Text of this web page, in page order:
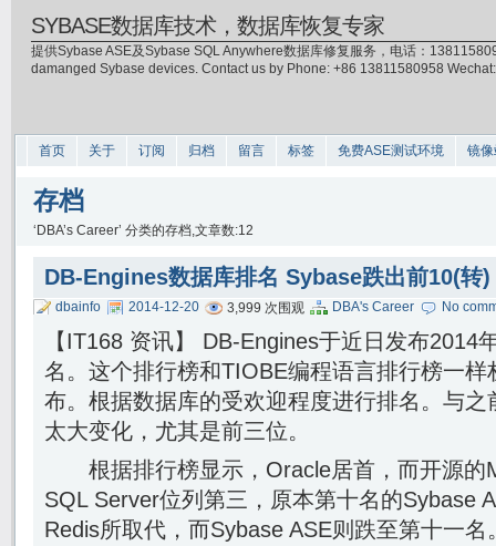
SYBASE数据库技术，数据库恢复专家
提供Sybase ASE及Sybase SQL Anywhere数据库修复服务，电话：
damanged Sybase devices. Contact us by Phone: +86 13811580958
首页 关于 订阅 归档 留言 标签 免费ASE测试环境 镜
存档
‘DBA’s Career’ 分类的存档,文章数:12
DB-Engines数据库排名 Sybase跌出前10(转)
dbainfo 2014-12-20 3,999 次围观 DBA's Career No
【IT168 资讯】 DB-Engines于近日发布2014
名。这个排行榜和TIOBE编程语言排行榜一
布。根据数据库的受欢迎程度进行排名。与
太大变化，尤其是前三位。
根据排行榜显示，Oracle居首，而开源的
SQL Server位列第三，原本第十名的Sybase
Redis所取代，而Sybase ASE则跌至第十一